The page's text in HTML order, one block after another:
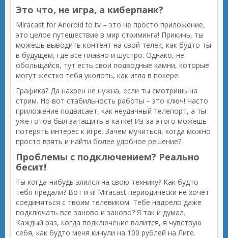
Это что, не игра, а киберпанк?
Miracast for Android to tv – это не просто приложение,
это целое путешествие в мир стриминга! Прикинь, ты
можешь выводить контент на свой телек, как будто ты
в будущем, где все плавно и шустро. Однако, не
обольщайся, тут есть свои подводные камни, которые
могут жестко тебя уколоть, как игла в покере.
Графика? Да нахрен не нужна, если ты смотришь на
стрим. Но вот стабильность работы – это ключ! Часто
приложение подвисает, как неудачный телепорт, а ты
уже готов был затащить в катке! Из-за этого можешь
потерять интерес к игре. Зачем мучиться, когда можно
просто взять и найти более удобное решение?
Проблемы с подключением? Реально
бесит!
Ты когда-нибудь злился на свою технику? Как будто
тебя предали? Вот и я! Miracast периодически не хочет
соединяться с твоим телевиком. Тебе надоело даже
подключать все заново и заново? Я так и думал.
Каждый раз, когда подключение валится, я чувствую
себя, как будто меня кинули на 100 рублей на Лиге.